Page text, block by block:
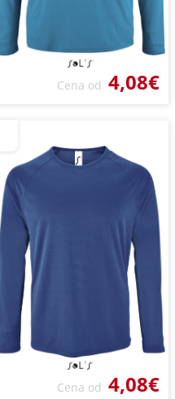
Cena od 4,08€
Cena od 4,08€